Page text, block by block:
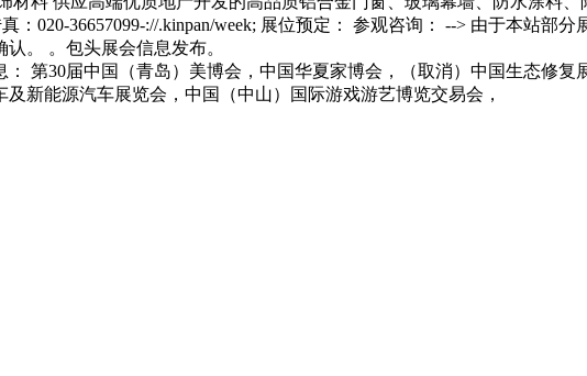
：020-36657099-://.kinpan/week; 展位预定： 参观咨询： --> 由于本站部
。 。包头展会信息发布。
第30届中国（青岛）美博会，中国华夏家博会，（取消）中国生态修复
新能源汽车展览会，中国（中山）国际游戏游艺博览交易会，